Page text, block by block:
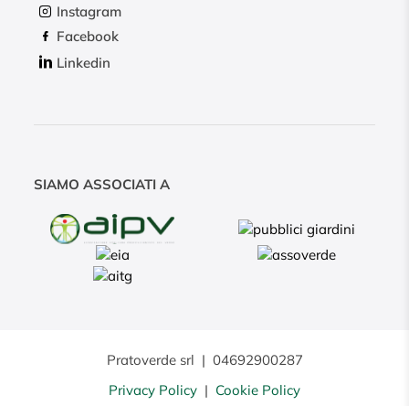
Instagram
Facebook
Linkedin
SIAMO ASSOCIATI A
Pratoverde srl | 04692900287
Privacy Policy | Cookie Policy